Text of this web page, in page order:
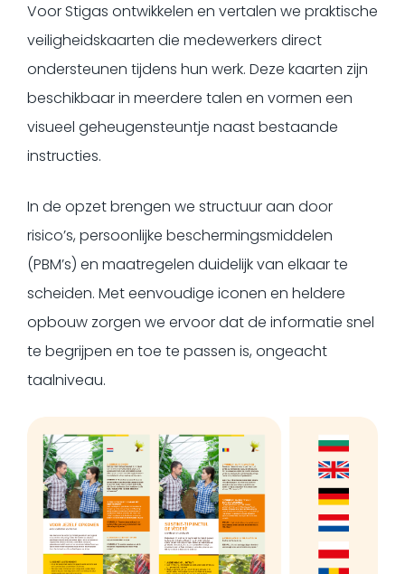
Voor Stigas ontwikkelen en vertalen we praktische
veiligheidskaarten die medewerkers direct
ondersteunen tijdens hun werk. Deze kaarten zijn
beschikbaar in meerdere talen en vormen een
visueel geheugensteuntje naast bestaande
instructies.
In de opzet brengen we structuur aan door
risico’s, persoonlijke beschermingsmiddelen
(PBM’s) en maatregelen duidelijk van elkaar te
scheiden. Met eenvoudige iconen en heldere
opbouw zorgen we ervoor dat de informatie snel
te begrijpen en toe te passen is, ongeacht
taalniveau.